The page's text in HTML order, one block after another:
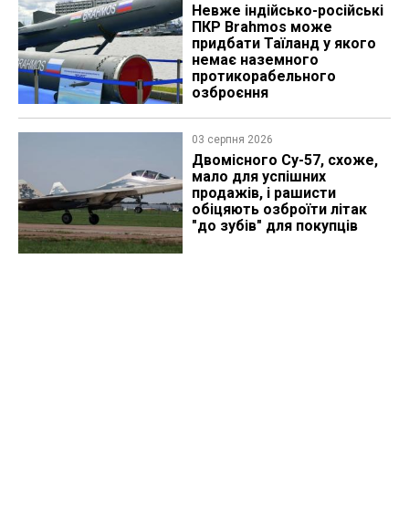
Невже індійсько-російські
ПКР Brahmos може
придбати Таїланд у якого
немає наземного
протикорабельного
озброєння
03 серпня 2026
Двомісного Су-57, схоже,
мало для успішних
продажів, і рашисти
обіцяють озброїти літак
"до зубів" для покупців